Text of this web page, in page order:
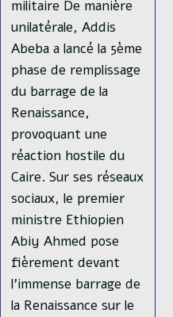
militaire De manière
unilatérale, Addis
Abeba a lancé la 5ème
phase de remplissage
du barrage de la
Renaissance,
provoquant une
réaction hostile du
Caire. Sur ses réseaux
sociaux, le premier
ministre Ethiopien
Abiy Ahmed pose
fièrement devant
l'immense barrage de
la Renaissance sur le